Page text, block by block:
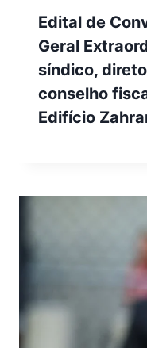
Edital de
Geral
síndico,
conselho
Edifício